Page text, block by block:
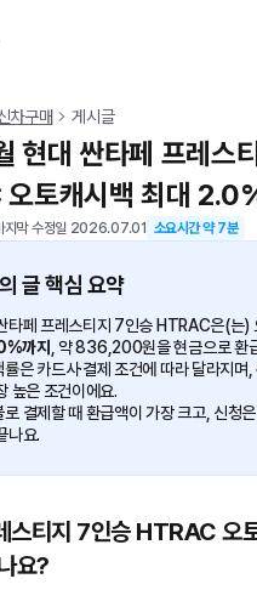
차구매 게시글
현대 싼타페 프레스
토캐시백 최대
지막 수정일 2026.07.01 소요시간 약7분
글 핵심 요약
타페 프레스티지 7인승 HTRAC은(는)
까지 , 약 836,200원을 현금으로 환
은 카드사·결제 조건에 따라 달라지며,
높은 조건이에요.
로 결제할 때 환급액이 가장 크고, 신청
나요.
스티지 7인승 HTRAC 오
요?